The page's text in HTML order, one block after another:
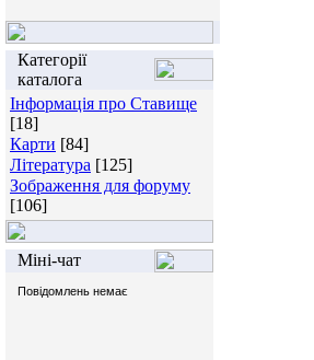
Категорії
каталога
Інформація про Ставище
[18]
Карти [84]
Література [125]
Зображення для форуму
[106]
Міні-чат